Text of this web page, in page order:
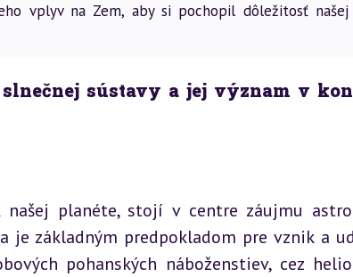
vplyv na Zem, aby si pochopil dôležitosť
sústavy a jej význam v
planéte, stojí v centre záujmu
je základným predpokladom pre vznik a
pohanských náboženstiev, cez